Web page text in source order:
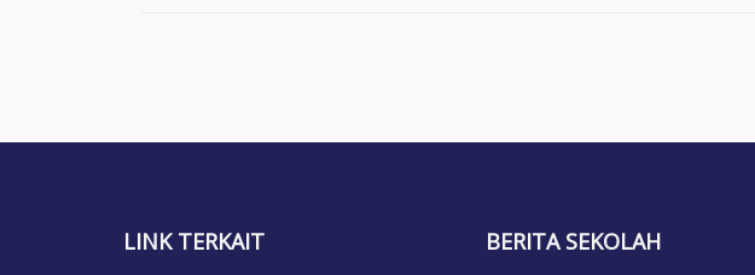
LINK TERKAIT BERITA SEKOLAH